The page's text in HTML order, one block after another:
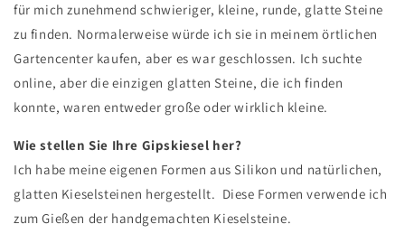
für mich zunehmend schwieriger, kleine, runde, glatte Steine ​​
zu finden. Normalerweise würde ich sie in meinem örtlichen
Gartencenter kaufen, aber es war geschlossen. Ich suchte
online, aber die einzigen glatten Steine, die ich finden
konnte, waren entweder große oder wirklich kleine.
Wie stellen Sie Ihre Gipskiesel her?
Ich habe meine eigenen Formen aus Silikon und natürlichen,
glatten Kieselsteinen hergestellt. Diese Formen verwende ich
zum Gießen der handgemachten Kieselsteine.